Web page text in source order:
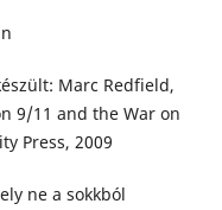
Marc Redfield,
9/11 and the War on
Press, 2009
ne a sokkból